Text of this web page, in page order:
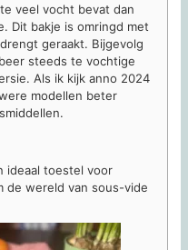
veel vocht bevat dan
Dit bakje is omringd met
geraakt. Bijgevolg
steeds te vochtige
Als ik kijk anno 2024
modellen beter
ideaal toestel voor
de wereld van sous-vide